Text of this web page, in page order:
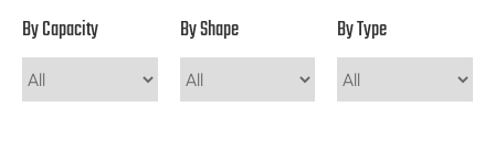
By Capacity By Shape By Type